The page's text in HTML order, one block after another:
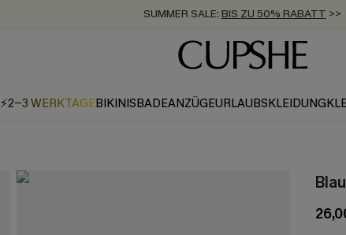
SUMMER SALE: BIS ZU 50% RABATT >>
ZUM NEWSLETTER:BIS ZU -20% EXTRA
KOSTENLOSER VERSAND AB 89 €
⚡2-3 WERKTAGEBIKINISBADEANZÜGEURLAUBSKLEIDUNG